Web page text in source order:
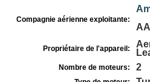
Compagnie aérienne exploitante:
AA
Propriétaire de l'appareil:
Nombre de moteurs: 2